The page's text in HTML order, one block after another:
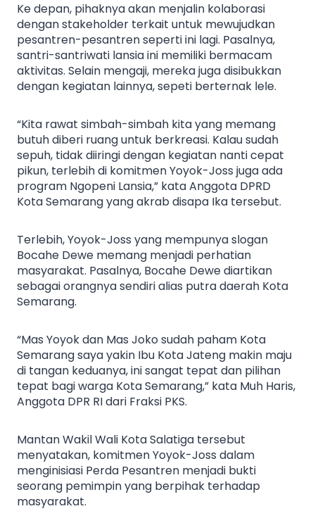
Ke depan, pihaknya akan menjalin kolaborasi
dengan stakeholder terkait untuk mewujudkan
pesantren-pesantren seperti ini lagi. Pasalnya,
santri-santriwati lansia ini memiliki bermacam
aktivitas. Selain mengaji, mereka juga disibukkan
dengan kegiatan lainnya, sepeti berternak lele.
“Kita rawat simbah-simbah kita yang memang
butuh diberi ruang untuk berkreasi. Kalau sudah
sepuh, tidak diiringi dengan kegiatan nanti cepat
pikun, terlebih di komitmen Yoyok-Joss juga ada
program Ngopeni Lansia,” kata Anggota DPRD
Kota Semarang yang akrab disapa Ika tersebut.
Terlebih, Yoyok-Joss yang mempunya slogan
Bocahe Dewe memang menjadi perhatian
masyarakat. Pasalnya, Bocahe Dewe diartikan
sebagai orangnya sendiri alias putra daerah Kota
Semarang.
“Mas Yoyok dan Mas Joko sudah paham Kota
Semarang saya yakin Ibu Kota Jateng makin maju
di tangan keduanya, ini sangat tepat dan pilihan
tepat bagi warga Kota Semarang,” kata Muh Haris,
Anggota DPR RI dari Fraksi PKS.
Mantan Wakil Wali Kota Salatiga tersebut
menyatakan, komitmen Yoyok-Joss dalam
menginisiasi Perda Pesantren menjadi bukti
seorang pemimpin yang berpihak terhadap
masyarakat.